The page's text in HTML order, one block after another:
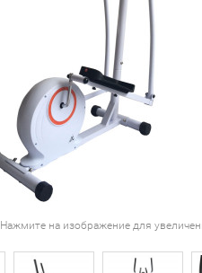
Нажмите на изображение для